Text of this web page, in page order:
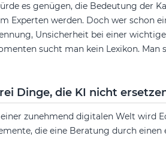
es genügen, die Bedeutung der
Experten werden. Doch wer schon
Unsicherheit bei einer
sucht man kein Lexikon. Man
Dinge, die KI nicht
zunehmend digitalen Welt wird
die eine Beratung durch einen